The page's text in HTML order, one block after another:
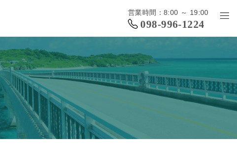
営業時間：8:00 ～ 19:00
098-996-1224